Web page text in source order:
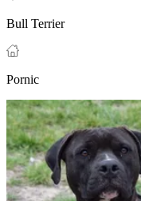
Bull Terrier
Pornic